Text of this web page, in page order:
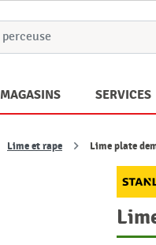
MAGASINS SERVICES
Lime et rape Lime plate